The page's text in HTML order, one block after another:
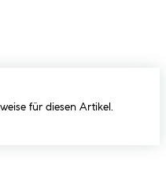
für diesen Artikel.